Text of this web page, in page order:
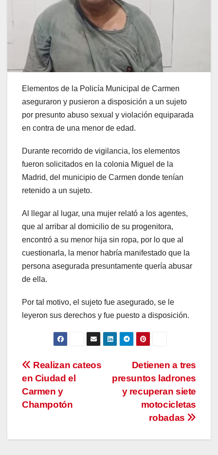
Elementos de la Policía Municipal de Carmen
aseguraron y pusieron a disposición a un sujeto
por presunto abuso sexual y violación equiparada
en contra de una menor de edad.
Durante recorrido de vigilancia, los elementos
fueron solicitados en la colonia Miguel de la
Madrid, del municipio de Carmen donde tenían
retenido a un sujeto.
Al llegar al lugar, una mujer relató a los agentes,
que al arribar al domicilio de su progenitora,
encontró a su menor hija sin ropa, por lo que al
cuestionarla, la menor habría manifestado que la
persona asegurada presuntamente quería abusar
de ella.
Por tal motivo, el sujeto fue asegurado, se le
leyeron sus derechos y fue puesto a disposición.
Navegación
de
entradas
Detienen a tres
presuntos ladrones
y recuperan siete
motocicletas
robadas
Realizan cateos
en Ciudad el
Carmen y
Champotón